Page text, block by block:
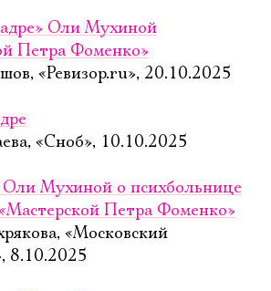
Оли Мухиной
Петра Фоменко»
«Ревизор.ru», 20.10.2025
«Сноб», 10.10.2025
Мухиной о психбольнице
Петра Фоменко»
«Московский
8.10.2025